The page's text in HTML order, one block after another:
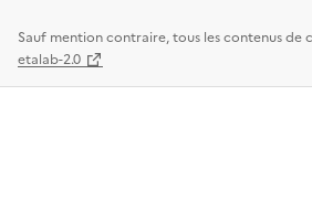
Sauf mention contraire, tous les contenus de
etalab-2.0